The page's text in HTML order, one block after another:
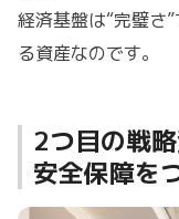
経済基盤は“完璧さ
る資産なのです。
2つ目の戦
安全保障を